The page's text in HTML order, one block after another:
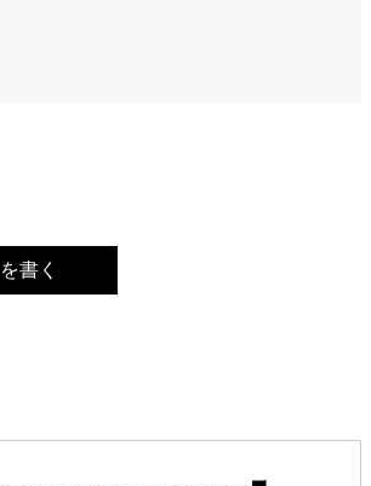
書く